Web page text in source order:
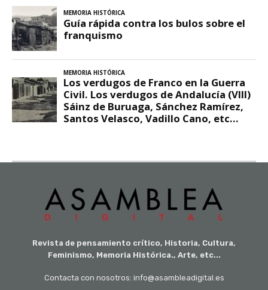
Revista de pensamiento crítico, Historia, Cultura,
Feminismo, Memoria Histórica., Arte, etc...
Contacta con nosotros: info@asambleadigital.es